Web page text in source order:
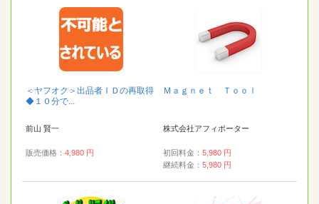
＜ヤフオク＞出品者ＩＤの再取得
◆１０分で...
前山 賢一
販売価格： 4,980 円
Ｍａｇｎｅｔ Ｔｏｏｌ
株式会社アフィポーター
初回料金： 5,980 円
継続料金： 5,980 円